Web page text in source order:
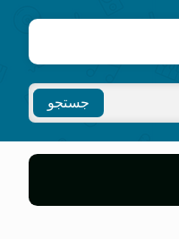
جستجو